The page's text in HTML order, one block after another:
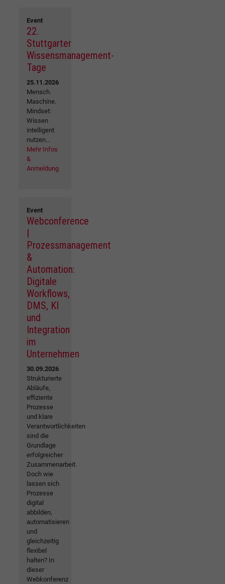
Event
22.
Stuttgarter
Wissensmanagement-
Tage
25.11.2026
Mensch.
Maschine.
Mindset:
Wissen
intelligent
nutzen...
Mehr Infos
&
Anmeldung
Event
Webconference
|
Prozessmanagement
&
Automation:
Digitale
Workflows,
DMS, KI
und
Integration
im
Unternehmen
30.09.2026
Strukturierte
Abläufe,
effiziente
Prozesse
und klare
Verantwortlichkeiten
sind die
Grundlage
erfolgreicher
Zusammenarbeit.
Doch wie
lassen sich
Prozesse
digital
abbilden,
automatisieren
und
gleichzeitig
flexibel
halten? In
dieser
Webkonferenz